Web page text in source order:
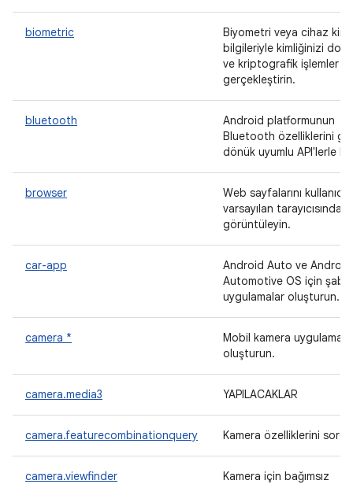
biometric
Biyometri veya cihaz
bilgileriyle kimliğinizi
ve kriptografik işlemler
gerçekleştirin.
bluetooth
Android platformunun
Bluetooth özelliklerini
dönük uyumlu API'lerle
browser
Web sayfalarını
varsayılan tarayıcısında
görüntüleyin.
car-app
Android Auto ve Android
Automotive OS için
uygulamalar oluşturun.
camera *
Mobil kamera
oluşturun.
camera.media3 YAPILACAKLAR
camera.featurecombinationquery Kamera özelliklerini
camera.viewfinder
Kamera için bağımsız